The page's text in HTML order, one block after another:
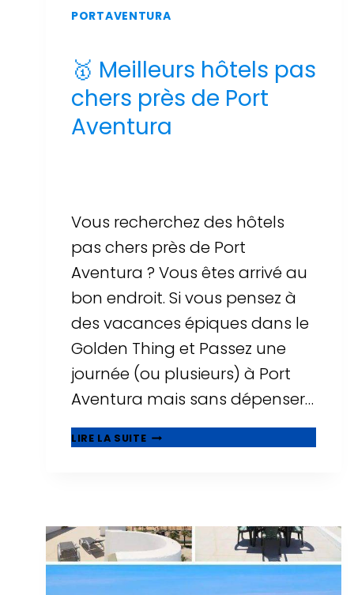
PORTAVENTURA
🥇 Meilleurs hôtels pas
chers près de Port
Aventura
Vous recherchez des hôtels
pas chers près de Port
Aventura ? Vous êtes arrivé au
bon endroit. Si vous pensez à
des vacances épiques dans le
Golden Thing et Passez une
journée (ou plusieurs) à Port
Aventura mais sans dépenser…
LIRE LA SUITE🥇
MEILLEURS
DE
PORT
AVENTURA